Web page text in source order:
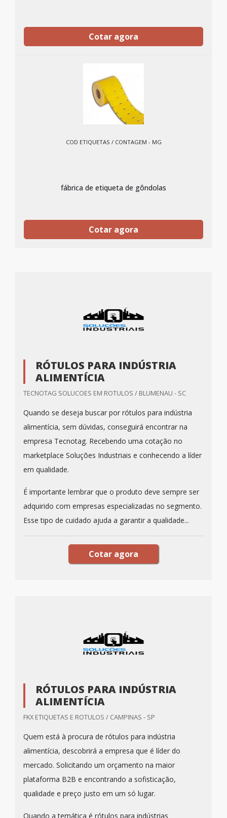
Cotar agora
COD ETIQUETAS / CONTAGEM - MG
fábrica de etiqueta de gôndolas
Cotar agora
RÓTULOS PARA INDÚSTRIA
ALIMENTÍCIA
TECNOTAG SOLUCOES EM ROTULOS / BLUMENAU - SC
Quando se deseja buscar por rótulos para indústria
alimentícia, sem dúvidas, conseguirá encontrar na
empresa Tecnotag. Recebendo uma cotação no
marketplace Soluções Industriais e conhecendo a líder
em qualidade.
É importante lembrar que o produto deve sempre ser
adquirido com empresas especializadas no segmento.
Esse tipo de cuidado ajuda a garantir a qualidade...
Cotar agora
RÓTULOS PARA INDÚSTRIA
ALIMENTÍCIA
FKX ETIQUETAS E ROTULOS / CAMPINAS - SP
Quem está à procura de rótulos para indústria
alimentícia, descobrirá a empresa que é líder do
mercado. Solicitando um orçamento na maior
plataforma B2B e encontrando a sofisticação,
qualidade e preço justo em um só lugar.
Quando a temática é rótulos para indústrias